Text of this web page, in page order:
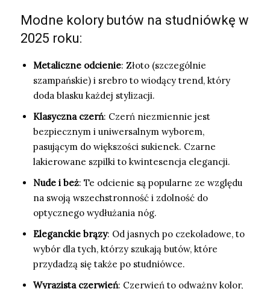
Modne kolory butów na studniówkę w
2025 roku:
Metaliczne odcienie: Złoto (szczególnie
szampańskie) i srebro to wiodący trend, który
doda blasku każdej stylizacji.
Klasyczna czerń: Czerń niezmiennie jest
bezpiecznym i uniwersalnym wyborem,
pasującym do większości sukienek. Czarne
lakierowane szpilki to kwintesencja elegancji.
Nude i beż: Te odcienie są popularne ze względu
na swoją wszechstronność i zdolność do
optycznego wydłużania nóg.
Eleganckie brązy: Od jasnych po czekoladowe, to
wybór dla tych, którzy szukają butów, które
przydadzą się także po studniówce.
Wyrazista czerwień: Czerwień to odważny kolor,